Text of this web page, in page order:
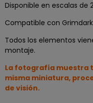
Disponible en escalas de
Compatible con
Todos los elementos
montaje.
La fotografía muestra
misma miniatura,
de visión.